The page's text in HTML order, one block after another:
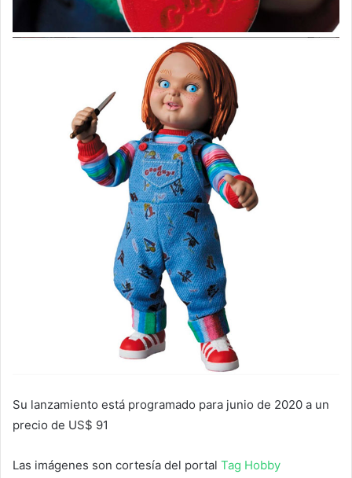
Su lanzamiento está programado para junio de 2020 a un
precio de US$ 91
Las imágenes son cortesía del portal Tag Hobby